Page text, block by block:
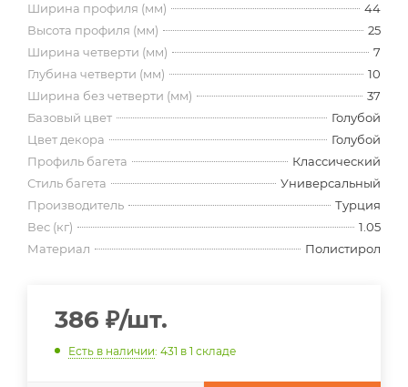
Ширина профиля (мм)
44
Высота профиля (мм)
25
Ширина четверти (мм)
7
Глубина четверти (мм)
10
Ширина без четверти (мм)
37
Базовый цвет
Голубой
Цвет декора
Голубой
Профиль багета
Классический
Стиль багета
Универсальный
Производитель
Турция
Вес (кг)
1.05
Материал
Полистирол
386 ₽/шт.
Есть в наличии: 431 в 1 складе